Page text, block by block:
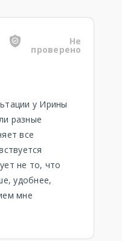
Не
проверено
у Ирины
разные
все
не то, что
удобнее,
мне